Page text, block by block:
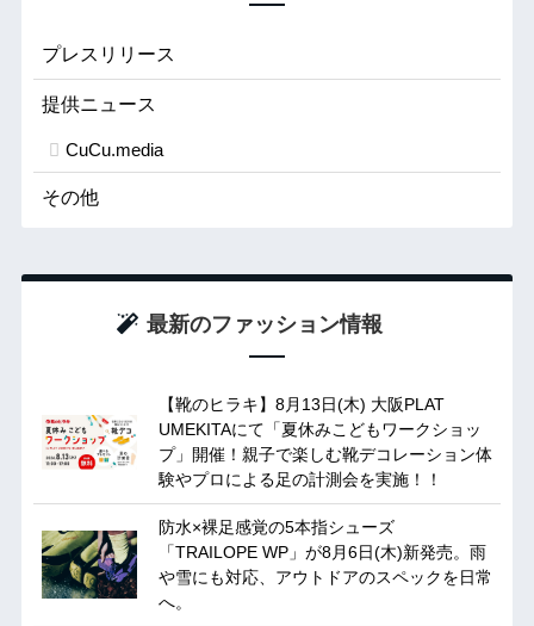
プレスリリース
提供ニュース
CuCu.media
その他
最新のファッション情報
【靴のヒラキ】8月13日(木) 大阪PLAT
UMEKITAにて「夏休みこどもワークショッ
プ」開催！親子で楽しむ靴デコレーション体
験やプロによる足の計測会を実施！！
防水×裸足感覚の5本指シューズ
「TRAILOPE WP」が8月6日(木)新発売。雨
や雪にも対応、アウトドアのスペックを日常
へ。